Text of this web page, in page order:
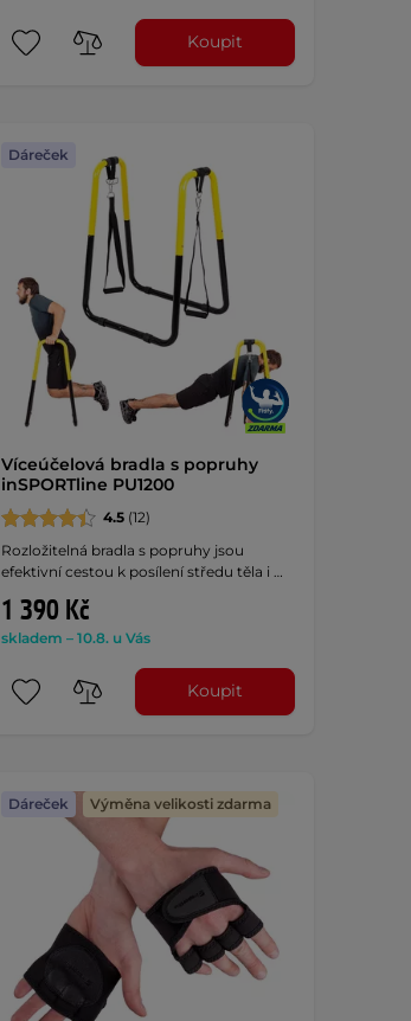
Koupit
Dáreček
Víceúčelová bradla s popruhy
inSPORTline PU1200
4.5(12)
Rozložitelná bradla s popruhy jsou
efektivní cestou k posílení středu těla i …
1 390 Kč
skladem – 10.8. u Vás
Koupit
Dáreček Výměna velikosti zdarma